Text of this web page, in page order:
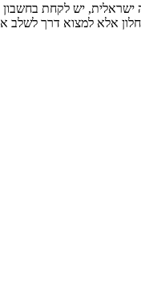
ישראלית, יש לקחת
אלא למצוא דרך לשלב